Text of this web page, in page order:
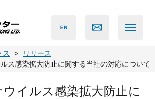
ス
リリース
ス感染拡大防止に関する当社の対応について
イルス感染拡大防止に